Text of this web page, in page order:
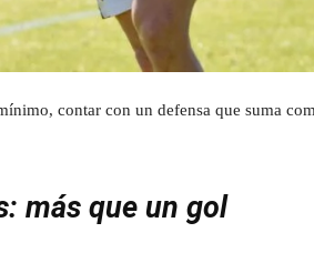
contar con un defensa que suma
más que un gol